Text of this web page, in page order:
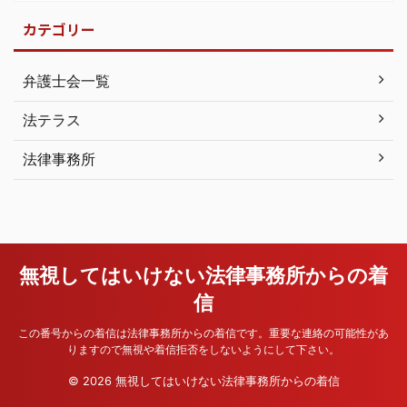
カテゴリー
弁護士会一覧
法テラス
法律事務所
無視してはいけない法律事務所からの着
信
この番号からの着信は法律事務所からの着信です。重要な連絡の可能性があ
りますので無視や着信拒否をしないようにして下さい。
© 2026 無視してはいけない法律事務所からの着信